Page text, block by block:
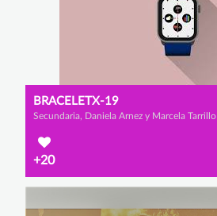
BRACELETX-19
Secundaria, Daniela Arnez y Marcela Tarrillo
+20